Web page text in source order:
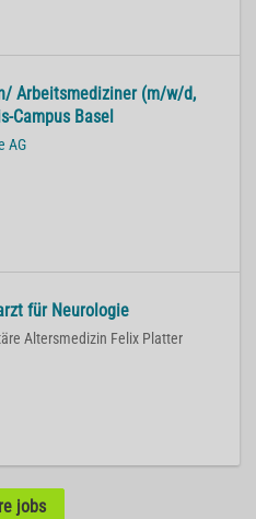
Ar­beits­me­di­zi­ner (m/w/d,
Cam­pus Basel
AG
für Neurologie
Altersmedizin Felix Platter
jobs